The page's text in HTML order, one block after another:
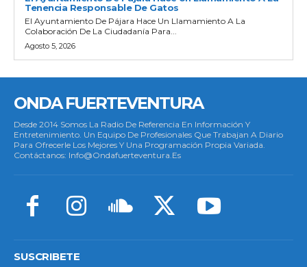
Tenencia Responsable De Gatos
El Ayuntamiento De Pájara Hace Un Llamamiento A La
Colaboración De La Ciudadanía Para...
Agosto 5, 2026
ONDA FUERTEVENTURA
Desde 2014 Somos La Radio De Referencia En Información Y
Entretenimiento. Un Equipo De Profesionales Que Trabajan A Diario
Para Ofrecerle Los Mejores Y Una Programación Propia Variada.
Contáctanos: Info@ondafuerteventura.es
SUSCRIBETE